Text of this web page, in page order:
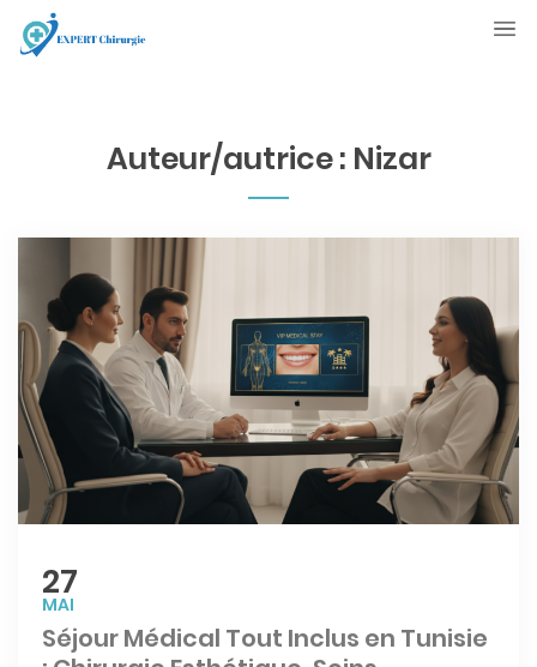
Auteur/autrice : Nizar
27
MAI
Séjour Médical Tout Inclus en Tunisie